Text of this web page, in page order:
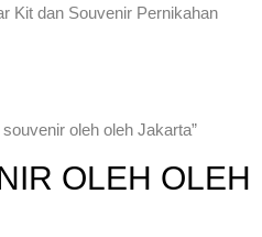
Kit dan Souvenir Pernikahan
oleh oleh Jakarta”
OLEH OLEH